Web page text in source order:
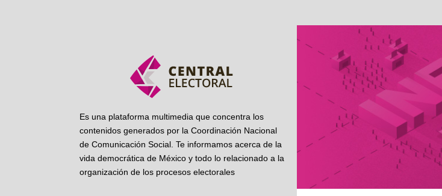
Es una plataforma multimedia que concentra los
contenidos generados por la Coordinación Nacional
de Comunicación Social. Te informamos acerca de la
vida democrática de México y todo lo relacionado a la
organización de los procesos electorales